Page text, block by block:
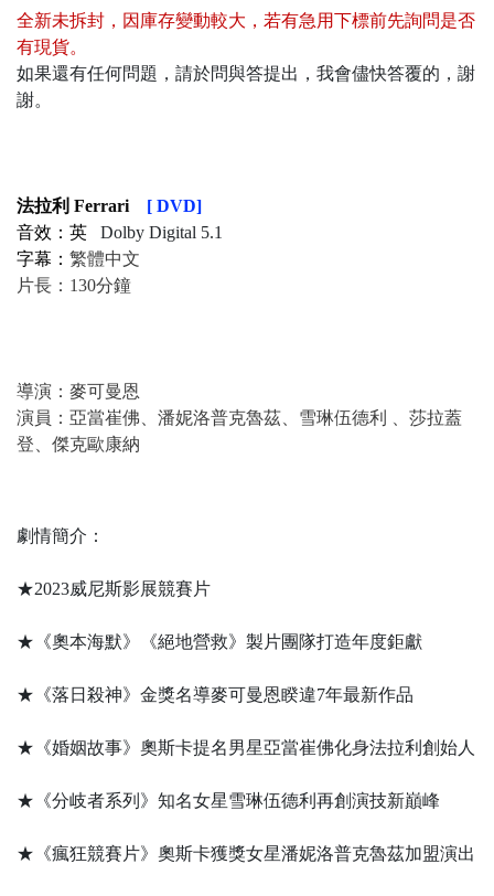
全新未拆封 ， 因庫存變動較大，若有急用下標前先詢問是否
有現貨。
如果還有任何問題，請於問與答提出，我會儘快答覆的，謝
謝。
法拉利 Ferrari
[ DVD]
音效：英
Dolby Digital 5.1
字幕： 繁體中文
片長：130分鐘
導演：麥可曼恩
演員：亞當崔佛、潘妮洛普克魯茲、雪琳伍德利 、莎拉蓋
登、傑克歐康納
劇情簡介：
★2023威尼斯影展競賽片
★《奧本海默》《絕地營救》製片團隊打造年度鉅獻
★《落日殺神》金獎名導麥可曼恩睽違7年最新作品
★《婚姻故事》奧斯卡提名男星亞當崔佛化身法拉利創始人
★《分岐者系列》知名女星雪琳伍德利再創演技新巔峰
★《瘋狂競賽片》奧斯卡獲獎女星潘妮洛普克魯茲加盟演出